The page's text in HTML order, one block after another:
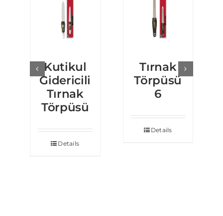
Kutikul
Gidericili
Tırnak
Törpüsü
Details
Tırnak
Törpüsü
6
Details